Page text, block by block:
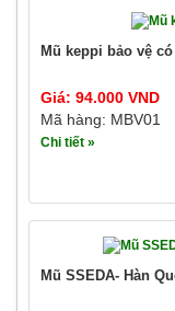
Mũ keppi bảo vệ
Giá: 94.000 VND
Mã hàng: MBV01
Chi tiết »
Mũ SSEDA- Hàn